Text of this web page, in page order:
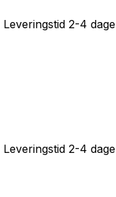
Leveringstid 2-4 dage
Leveringstid 2-4 dage